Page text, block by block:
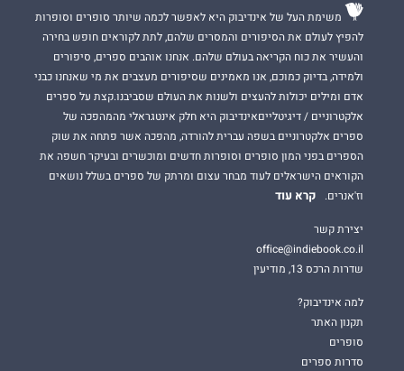
משימת העל של אינדיבוק היא לאפשר לכמה שיותר סופרים וסופרות
להפיץ לעולם את הסיפורים והמסרים שלהם, לתת לקוראים חופש בחירה
והעשיר את כוח הקריאה בעולם שלהם. אנחנו אוהבים ספרים, סיפורים
ולמידה, בדיוק כמוכם, אנו מאמינים שסיפורים מעצבים את מי שאנחנו כבני
אדם ומילים יכולות להעצים ולשנות את העולם שסביבנו.קצת על ספרים
אלקטרוניים / דיגיטלייםאינדיבוק היא חלק אינטגראלי מהמהפכה של
ספרים אלקטרוניים בשפה עברית להורדה, מהפכה אשר פתחה את שוק
הספרים בפני המון סופרים וסופרות חדשים ומוכשרים ובעיקר חשפה את
הקוראים הישראלים לעוד מבחר עצום ומרתק של ספרים בשלל נושאים
וז'אנרים.
קרא עוד
יצירת קשר
office@indiebook.co.il
שדרות הרכס 13, מודיעין
למה אינדיבוק?
תקנון האתר
סופרים
סדרות ספרים